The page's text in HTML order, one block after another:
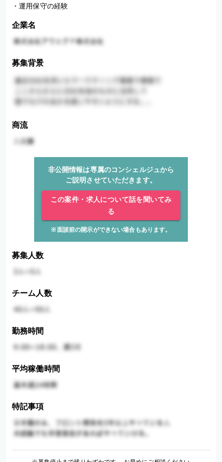
・運用保守の経験
企業名
募集背景
商流
非公開情報は専属のコンシェルジュから
ご説明させていただきます。
この案件・求人について話を聞いてみ
る
※面談前の開示ができない場合もあります。
募集人数
チーム人数
勤務時間
平均稼働時間
特記事項